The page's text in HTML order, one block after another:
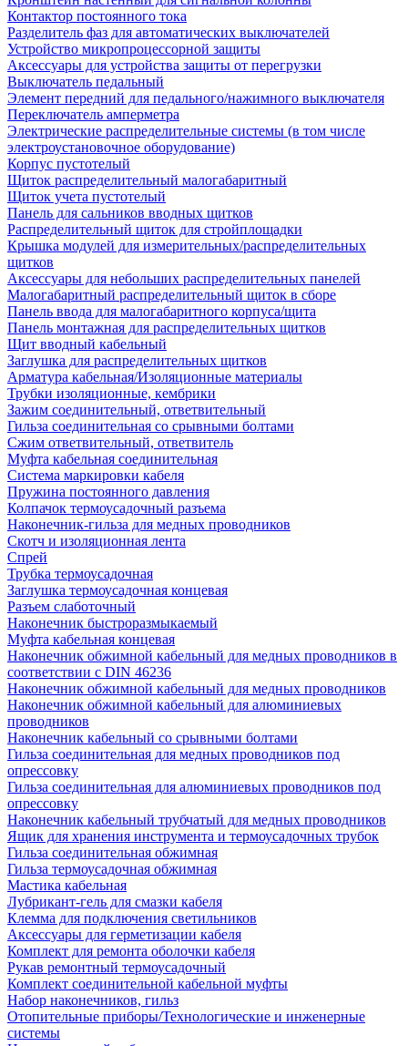
Контактор постоянного тока
Разделитель фаз для автоматических выключателей
Устройство микропроцессорной защиты
Аксессуары для устройства защиты от перегрузки
Выключатель педальный
Элемент передний для педального/нажимного выключателя
Переключатель амперметра
Электрические распределительные системы (в том числе
электроустановочное оборудование)
Корпус пустотелый
Щиток распределительный малогабаритный
Щиток учета пустотелый
Панель для сальников вводных щитков
Распределительный щиток для стройплощадки
Крышка модулей для измерительных/распределительных
щитков
Аксессуары для небольших распределительных панелей
Малогабаритный распределительный щиток в сборе
Панель ввода для малогабаритного корпуса/щита
Панель монтажная для распределительных щитков
Щит вводный кабельный
Заглушка для распределительных щитков
Арматура кабельная/Изоляционные материалы
Трубки изоляционные, кембрики
Зажим соединительный, ответвительный
Гильза соединительная со срывными болтами
Сжим ответвительный, ответвитель
Муфта кабельная соединительная
Система маркировки кабеля
Пружина постоянного давления
Колпачок термоусадочный разъема
Наконечник-гильза для медных проводников
Скотч и изоляционная лента
Спрей
Трубка термоусадочная
Заглушка термоусадочная концевая
Разъем слаботочный
Наконечник быстроразмыкаемый
Муфта кабельная концевая
Наконечник обжимной кабельный для медных проводников в
соответствии с DIN 46236
Наконечник обжимной кабельный для медных проводников
Наконечник обжимной кабельный для алюминиевых
проводников
Наконечник кабельный со срывными болтами
Гильза соединительная для медных проводников под
опрессовку
Гильза соединительная для алюминиевых проводников под
опрессовку
Наконечник кабельный трубчатый для медных проводников
Ящик для хранения инструмента и термоусадочных трубок
Гильза соединительная обжимная
Гильза термоусадочная обжимная
Мастика кабельная
Лубрикант-гель для смазки кабеля
Клемма для подключения светильников
Аксессуары для герметизации кабеля
Комплект для ремонта оболочки кабеля
Рукав ремонтный термоусадочный
Комплект соединительной кабельной муфты
Набор наконечников, гильз
Отопительные приборы/Технологические и инженерные
системы